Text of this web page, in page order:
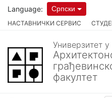
НАСТАВНИЧКИ СЕРВИС
Language: Српски
Универзитет
факултет